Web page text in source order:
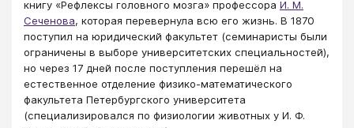
книгу «Рефлексы головного мозга» профессора И. М.
Сеченова, которая перевернула всю его жизнь. В 1870
поступил на юридический факультет (семинаристы были
ограничены в выборе университетских специальностей),
но через 17 дней после поступления перешёл на
естественное отделение физико-математического
факультета Петербургского университета
(специализировался по физиологии животных у И. Ф.